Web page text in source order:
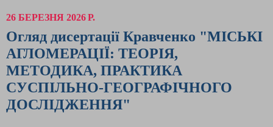
26 БЕРЕЗНЯ 2026 Р.
Огляд дисертації Кравченко "МІСЬКІ
АГЛОМЕРАЦІЇ: ТЕОРІЯ,
МЕТОДИКА, ПРАКТИКА
CУСПІЛЬНО-ГЕОГРАФІЧНОГО
ДОСЛІДЖЕННЯ"